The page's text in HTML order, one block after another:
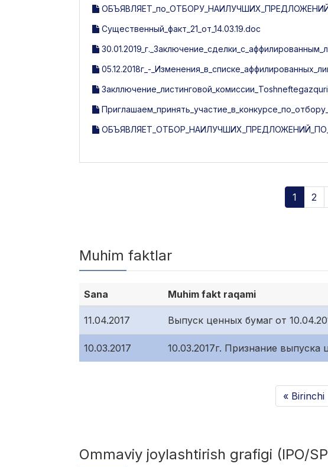
Существенный_факт_21_от_14.03.19.doc
05.12.2018г_-
1 2
Muhim faktlar
Sana Muhim fakt raqami
11.04.2017 Выпуск ценных бумаг от
10.03.2017 10.03.2017г. Признание
« Birinchi
Ommaviy joylashtirish grafigi (IPO/